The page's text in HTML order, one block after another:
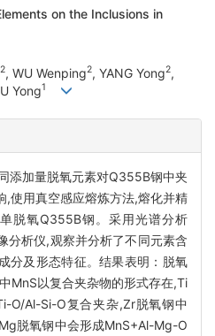
on the Inclusions in
, WU Wenping2, YANG Yong2,
Yong1
添加量脱氧元素对Q355B钢中夹
,使用真空感应熔炼方法,熔化并精
脱氧Q355B钢。采用光谱分析
分析仪,观察并分析了不同元素含
分及形态特征。结果表明：脱氧
MnS以复合夹杂物的形式存在,Ti
O/Al-Si-O复合夹杂,Zr脱氧钢中
脱氧钢中会形成MnS+Al-Mg-O